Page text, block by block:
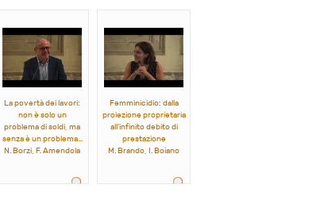
La povertà dei lavori:
non è solo un
problema di soldi, ma
senza è un problema...
N. Borzi, F. Amendola
Femminicidio: dalla
proiezione proprietaria
all'infinito debito di
prestazione
M. Brando, I. Boiano